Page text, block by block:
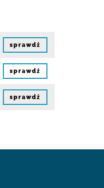
sprawdź
sprawdź
sprawdź